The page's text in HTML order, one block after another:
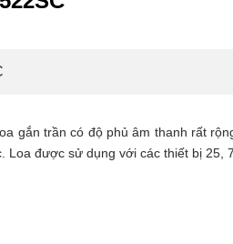
gắn trần có độ phủ âm thanh rất
Loa được sử dụng với các thiết bị 25,